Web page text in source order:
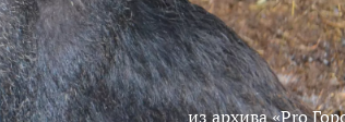
из архива «Pro